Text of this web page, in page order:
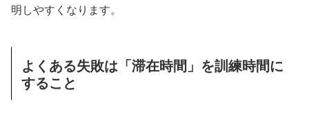
明しやすくなります。
よくある失敗は「滞在時間」を訓練時間に
すること